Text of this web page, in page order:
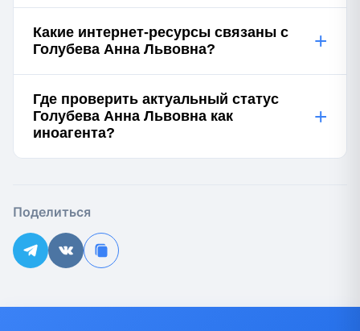
Какие интернет-ресурсы связаны с
Голубева Анна Львовна?
+
Где проверить актуальный статус
Голубева Анна Львовна как
иноагента?
+
Поделиться